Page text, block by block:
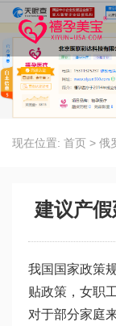
现在位置: 首页 > 俄
建议产
我国国家政策
贴政策，女职
对于部分家庭